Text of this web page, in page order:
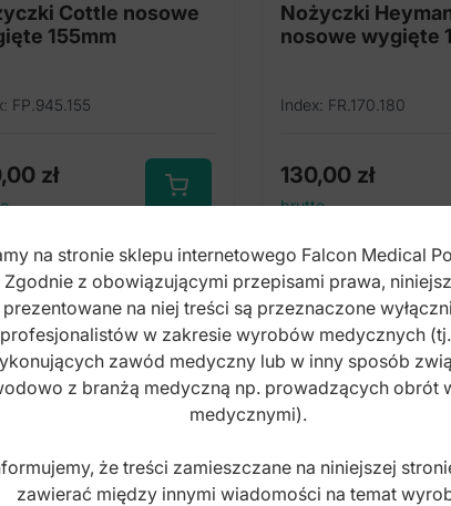
Cottle nosowe
155mm
FP.945.155
zł
Nożyczki
nosowe wygięte
Index: FR.170.180
130,00 zł
brutto
na stronie sklepu internetowego Falcon Medical
Zgodnie z obowiązującymi przepisami prawa,
prezentowane na niej treści są przeznaczone
profesjonalistów w zakresie wyrobów medycznych
zawód medyczny lub w inny sposób
z branżą medyczną np. prowadzących obrót
medycznymi).
że treści zamieszczane na niniejszej
zawierać między innymi wiadomości na temat